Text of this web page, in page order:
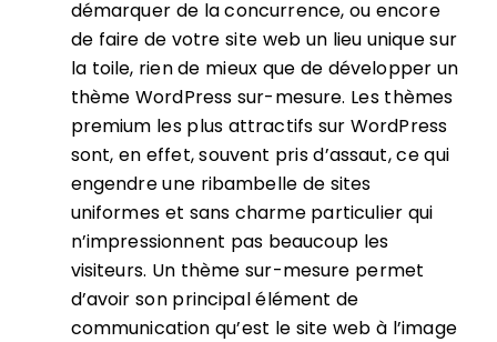
démarquer de la concurrence, ou encore
de faire de votre site web un lieu unique sur
la toile, rien de mieux que de développer un
thème WordPress sur-mesure. Les thèmes
premium les plus attractifs sur WordPress
sont, en effet, souvent pris d’assaut, ce qui
engendre une ribambelle de sites
uniformes et sans charme particulier qui
n’impressionnent pas beaucoup les
visiteurs. Un thème sur-mesure permet
d’avoir son principal élément de
communication qu’est le site web à l’image